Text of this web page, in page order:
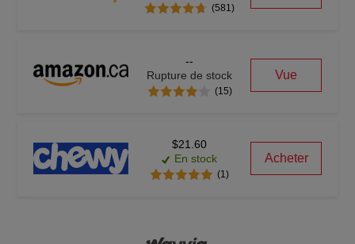
(581)
--
Rupture de stock
(15)
Vue
$21.60
En stock
(1)
Acheter